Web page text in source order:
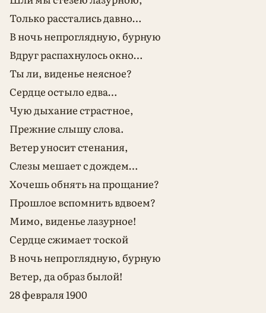
Только расстались давно…
В ночь непроглядную, бурную
Вдруг распахнулось окно…
Ты ли, виденье неясное?
Сердце остыло едва…
Чую дыхание страстное,
Прежние слышу слова.
Ветер уносит стенания,
Слезы мешает с дождем…
Хочешь обнять на прощание?
Прошлое вспомнить вдвоем?
Мимо, виденье лазурное!
Сердце сжимает тоской
В ночь непроглядную, бурную
Ветер, да образ былой!
28 февраля 1900